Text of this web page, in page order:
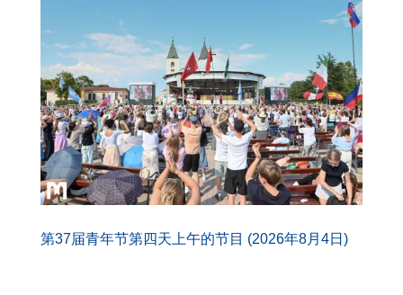
第37届青年节第四天上午的节目 (2026年8月4日)